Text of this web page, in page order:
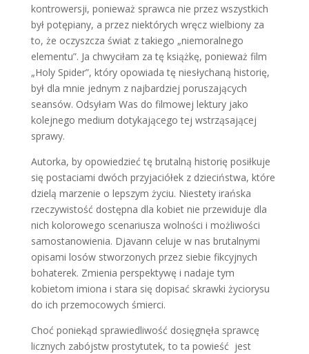
kontrowersji, ponieważ sprawca nie przez wszystkich
był potępiany, a przez niektórych wręcz wielbiony za
to, że oczyszcza świat z takiego „niemoralnego
elementu”. Ja chwyciłam za tę książkę, ponieważ film
„Holy Spider”, który opowiada tę niesłychaną historię,
był dla mnie jednym z najbardziej poruszających
seansów. Odsyłam Was do filmowej lektury jako
kolejnego medium dotykającego tej wstrząsającej
sprawy.
Autorka, by opowiedzieć tę brutalną historię posiłkuje
się postaciami dwóch przyjaciółek z dzieciństwa, które
dzielą marzenie o lepszym życiu. Niestety irańska
rzeczywistość dostępna dla kobiet nie przewiduje dla
nich kolorowego scenariusza wolności i możliwości
samostanowienia. Djavann celuje w nas brutalnymi
opisami losów stworzonych przez siebie fikcyjnych
bohaterek. Zmienia perspektywę i nadaje tym
kobietom imiona i stara się dopisać skrawki życiorysu
do ich przemocowych śmierci.
Choć poniekąd sprawiedliwość dosięgnęła sprawcę
licznych zabójstw prostytutek, to ta powieść jest